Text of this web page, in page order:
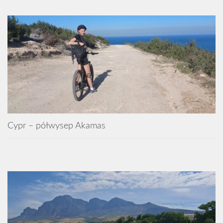
Cypr – półwysep Akamas